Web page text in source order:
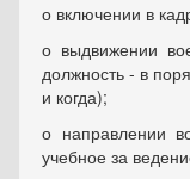
о включении в
о выдвижении
должность - в
и когда);
о направлении
учебное за